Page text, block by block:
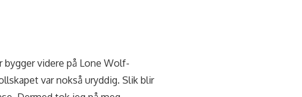
videre på Lone Wolf-
var nokså uryddig. Slik blir